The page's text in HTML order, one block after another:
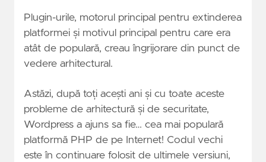
Plugin-urile, motorul principal pentru extinderea
platformei și motivul principal pentru care era
atât de populară, creau îngrijorare din punct de
vedere arhitectural.
Astăzi, după toți acești ani și cu toate aceste
probleme de arhitectură și de securitate,
Wordpress a ajuns sa fie… cea mai populară
platformă PHP de pe Internet! Codul vechi
este în continuare folosit de ultimele versiuni,